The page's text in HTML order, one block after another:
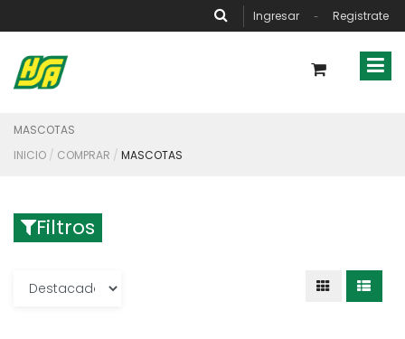
Ingresar - Registrate
MASCOTAS
INICIO
COMPRAR MASCOTAS
Filtros